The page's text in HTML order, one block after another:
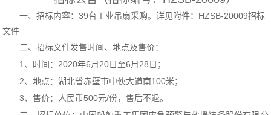
一、招标内容：39台工业吊扇采购。详见附件：HZSB-20009招标
文件
二、招标文件发售时间、地点及售价：
1、时间：2020年6月20日至6月28日；
2、地点：湖北省赤壁市中伙大道南100米；
3、售价：人民币500元/份，售后不退。